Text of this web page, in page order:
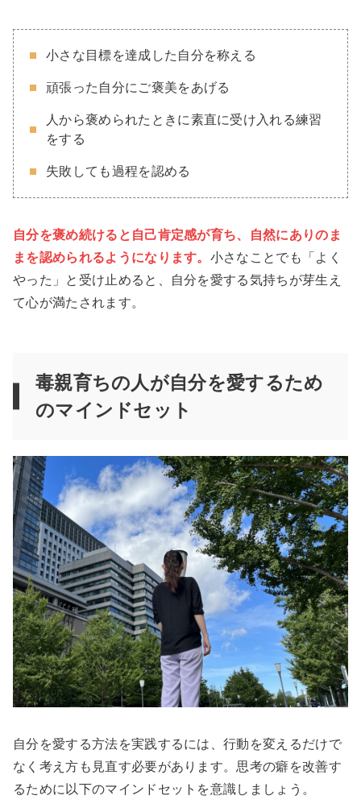
小さな目標を達成した自分を称える
頑張った自分にご褒美をあげる
人から褒められたときに素直に受け入れる練習
をする
失敗しても過程を認める
自分を褒め続けると自己肯定感が育ち、自然にありのま
まを認められるようになります。 小さなことでも「よく
やった」と受け止めると、自分を愛する気持ちが芽生え
て心が満たされます。
毒親育ちの人が自分を愛するため
のマインドセット
自分を愛する方法を実践するには、行動を変えるだけで
なく考え方も見直す必要があります。思考の癖を改善す
るために以下のマインドセットを意識しましょう。